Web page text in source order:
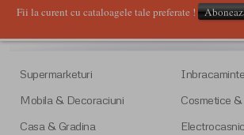
Fii la curent cu cataloagele tale preferate !
Supermarketuri
Mobila & Decoraciuni
Cosmetice
Casa & Gradina